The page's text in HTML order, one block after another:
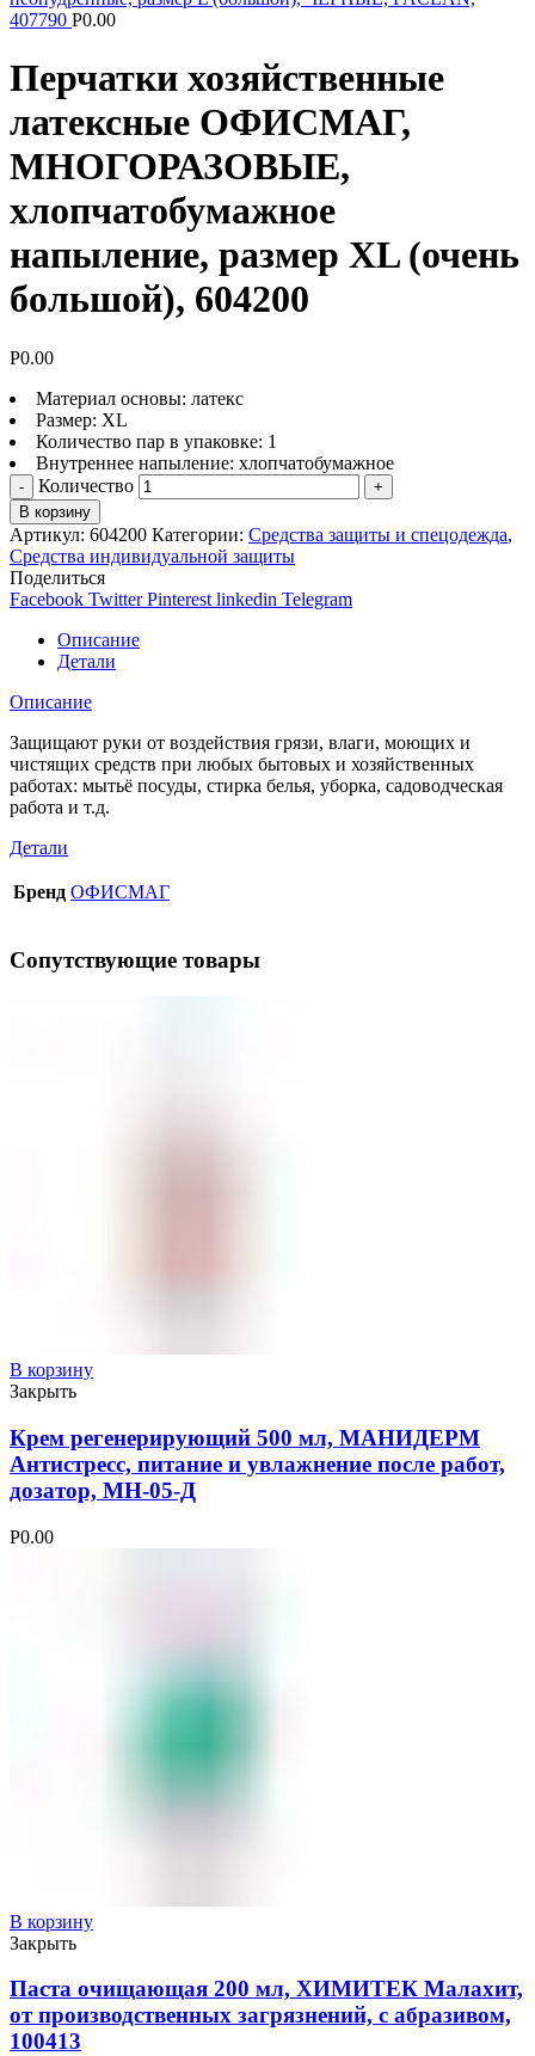
407790 Р0.00
Перчатки хозяйственные
латексные ОФИСМАГ,
МНОГОРАЗОВЫЕ,
хлопчатобумажное
напыление, размер XL (очень
большой), 604200
Р0.00
Материал основы: латекс
Размер: XL
Количество пар в упаковке: 1
Внутреннее напыление: хлопчатобумажное
Количество
В корзину
Артикул: 604200 Категории: Средства защиты и спецодежда,
Средства индивидуальной защиты
Поделиться
Facebook Twitter Pinterest linkedin Telegram
Описание
Детали
Описание
Защищают руки от воздействия грязи, влаги, моющих и
чистящих средств при любых бытовых и хозяйственных
работах: мытьё посуды, стирка белья, уборка, садоводческая
работа и т.д.
Детали
Бренд ОФИСМАГ
Сопутствующие товары
В корзину
Закрыть
Крем регенерирующий 500 мл, МАНИДЕРМ
Антистресс, питание и увлажнение после работ,
дозатор, МН-05-Д
Р0.00
В корзину
Закрыть
Паста очищающая 200 мл, ХИМИТЕК Малахит,
от производственных загрязнений, с абразивом,
100413